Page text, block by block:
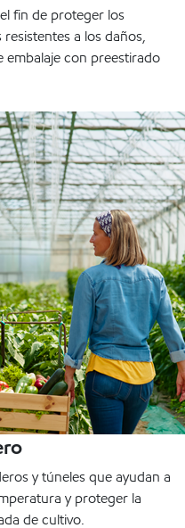
fin de proteger los
a los daños,
embalaje con preestirado
y túneles que ayudan a
y proteger la
de cultivo.